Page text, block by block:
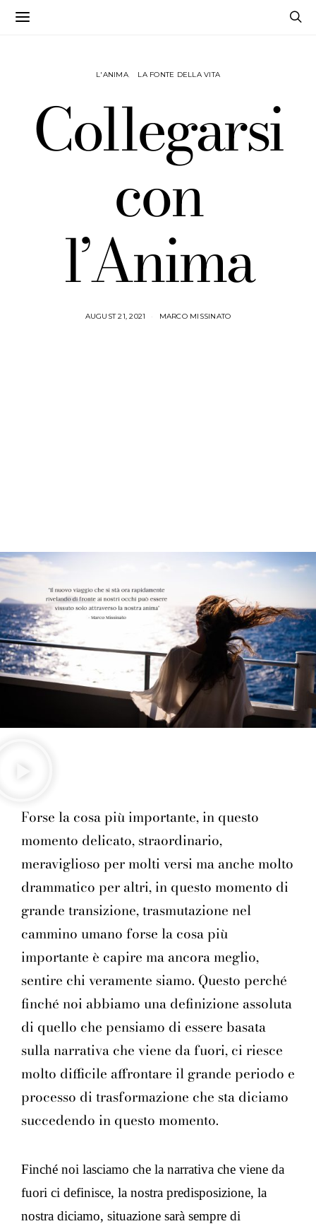
L'ANIMA LA FONTE DELLA VITA
Collegarsi
con
l’Anima
AUGUST 21, 2021 MARCO MISSINATO
Forse la cosa più importante, in questo
momento delicato, straordinario,
meraviglioso per molti versi ma anche molto
drammatico per altri, in questo momento di
grande transizione, trasmutazione nel
cammino umano forse la cosa più
importante è capire ma ancora meglio,
sentire chi veramente siamo. Questo perché
finché noi abbiamo una definizione assoluta
di quello che pensiamo di essere basata
sulla narrativa che viene da fuori, ci riesce
molto difficile affrontare il grande periodo e
processo di trasformazione che sta diciamo
succedendo in questo momento.
Finché noi lasciamo che la narrativa che viene da
fuori ci definisce, la nostra predisposizione, la
nostra diciamo, situazione sarà sempre di